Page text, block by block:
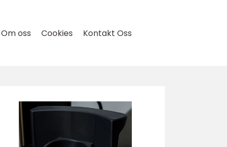
Om oss Cookies Kontakt Oss